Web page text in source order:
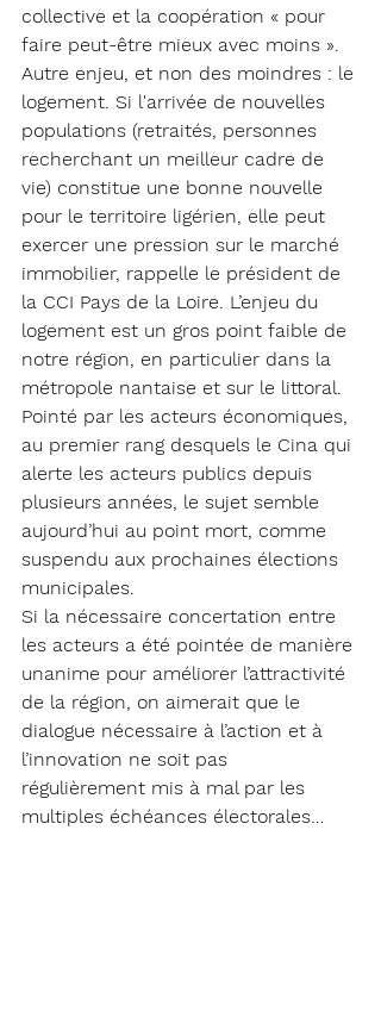
collective et la coopération « pour
faire peut-être mieux avec moins ».
Autre enjeu, et non des moindres : le
logement. Si l'arrivée de nouvelles
populations (retraités, personnes
recherchant un meilleur cadre de
vie) constitue une bonne nouvelle
pour le territoire ligérien, elle peut
exercer une pression sur le marché
immobilier, rappelle le président de
la CCI Pays de la Loire. L’enjeu du
logement est un gros point faible de
notre région, en particulier dans la
métropole nantaise et sur le littoral.
Pointé par les acteurs économiques,
au premier rang desquels le Cina qui
alerte les acteurs publics depuis
plusieurs années, le sujet semble
aujourd’hui au point mort, comme
suspendu aux prochaines élections
municipales.
Si la nécessaire concertation entre
les acteurs a été pointée de manière
unanime pour améliorer l’attractivité
de la région, on aimerait que le
dialogue nécessaire à l’action et à
l’innovation ne soit pas
régulièrement mis à mal par les
multiples échéances électorales…